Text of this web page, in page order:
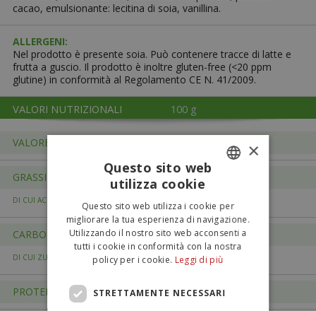
cacao, emulsionante: lecitina di soia, vanillina.
ALLERGENI:
Nel prodotto è presente soia. Può contenere tracce di latte e
frutta a guscio. Il prodotto è inoltre gluten-free (<20 ppm
glutine) in conformità al Regolamento CE N. 41/2009.
VALORI NUTRIZIONALI 100 g
VALORE ENERGETICO 2.218 kJ / 531 kcal
GRASSI 30 g
DI CUI ACIDI GRASSI SATURI 18,6 g
CARBOIDRATI 56,7 g
DI CUI ZUCCHERI 56,1 g
PROTEINE 6,3 g
ENGLISH
×
Questo sito web
utilizza cookie
Questo sito web utilizza i cookie per
migliorare la tua esperienza di navigazione.
Utilizzando il nostro sito web acconsenti a
tutti i cookie in conformità con la nostra
policy per i cookie. Leggi di più
STRETTAMENTE NECESSARI